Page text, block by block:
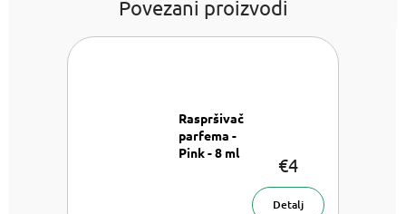
Povezani proizvodi
Raspršivač
parfema -
Pink - 8 ml
€4
Detalj